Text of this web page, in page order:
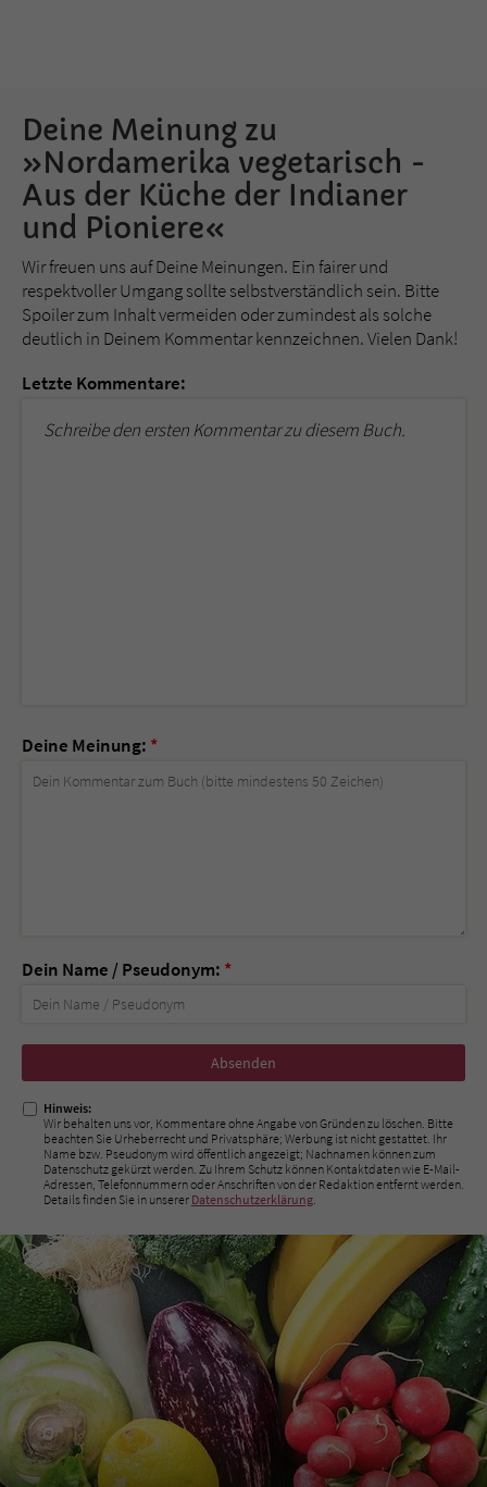
Deine Meinung zu
»Nordamerika vegetarisch -
Aus der Küche der Indianer
und Pioniere«
Wir freuen uns auf Deine Meinungen. Ein fairer und
respektvoller Umgang sollte selbstverständlich sein. Bitte
Spoiler zum Inhalt vermeiden oder zumindest als solche
deutlich in Deinem Kommentar kennzeichnen. Vielen Dank!
Letzte Kommentare:
Schreibe den ersten Kommentar zu diesem Buch.
Deine Meinung: *
Dein Name / Pseudonym: *
Nicht
ausfüllen!
Hinweis:
Wir behalten uns vor, Kommentare ohne Angabe von Gründen zu löschen. Bitte
beachten Sie Urheberrecht und Privatsphäre; Werbung ist nicht gestattet. Ihr
Name bzw. Pseudonym wird öffentlich angezeigt; Nachnamen können zum
Datenschutz gekürzt werden. Zu Ihrem Schutz können Kontaktdaten wie E-Mail-
Adressen, Telefonnummern oder Anschriften von der Redaktion entfernt werden.
Details finden Sie in unserer Datenschutzerklärung